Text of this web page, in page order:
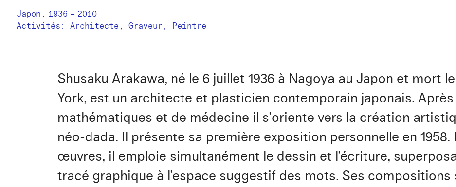
Japon , 1936 – 2010
Activités: Architecte Graveur Peintre
Shusaku Arakawa, né le 6 juillet 1936 à Nagoya au Japon et mort
York, est un architecte et plasticien contemporain japonais.
mathématiques et de médecine il s’oriente vers la création
néo-dada. Il présente sa première exposition personnelle en 1958.
œuvres, il emploie simultanément le dessin et l’écriture,
tracé graphique à l’espace suggestif des mots. Ses